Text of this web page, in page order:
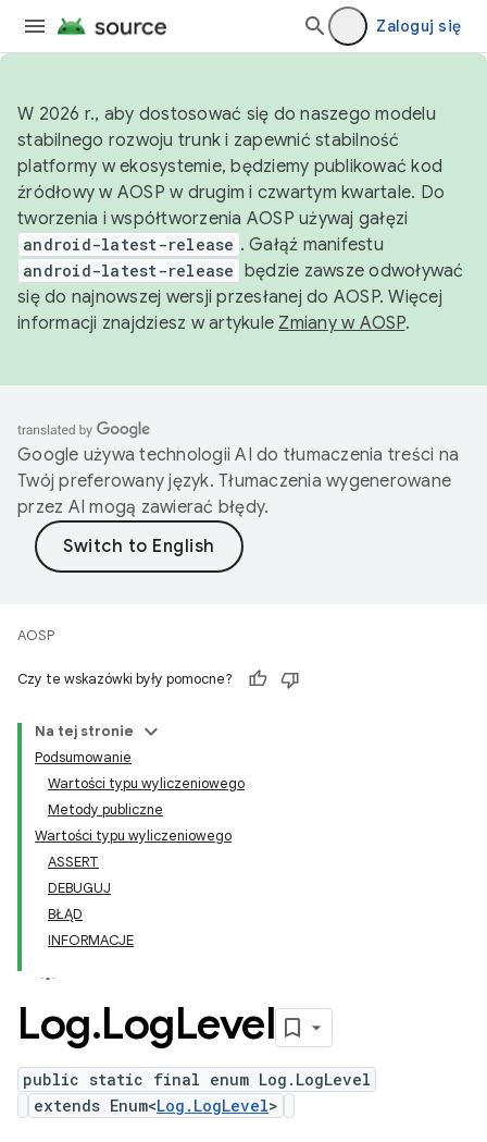
Zaloguj się
W 2026 r., aby dostosować się do naszego modelu
stabilnego rozwoju trunk i zapewnić stabilność
platformy w ekosystemie, będziemy publikować kod
źródłowy w AOSP w drugim i czwartym kwartale. Do
tworzenia i współtworzenia AOSP używaj gałęzi
android-latest-release . Gałąź manifestu
android-latest-release będzie zawsze odwoływać
się do najnowszej wersji przesłanej do AOSP. Więcej
informacji znajdziesz w artykule Zmiany w AOSP.
Google używa technologii AI do tłumaczenia treści na
Twój preferowany język. Tłumaczenia wygenerowane
przez AI mogą zawierać błędy.
AOSP
Czy te wskazówki były pomocne?
Na tej stronie
Podsumowanie
Wartości typu wyliczeniowego
Metody publiczne
Wartości typu wyliczeniowego
ASSERT
DEBUGUJ
BŁĄD
INFORMACJE
Log.LogLevel
public static final enum Log.LogLevel
extends Enum<Log.LogLevel>